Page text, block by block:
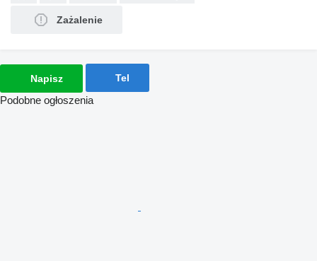
Zażalenie
Napisz Tel
Podobne ogłoszenia